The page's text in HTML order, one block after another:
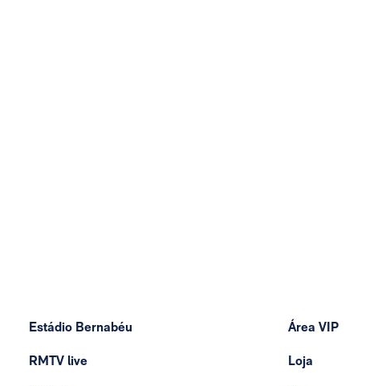
Estádio Bernabéu
RMTV live
Área VIP
Loja